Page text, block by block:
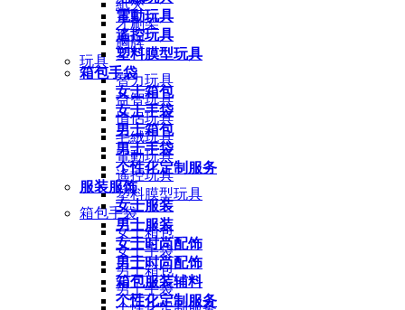
電動玩具
遙控玩具
塑料膜型玩具
箱包手袋
女士箱包
女士手袋
男士箱包
男士手袋
个性化定制服务
服装服饰
女士服装
男士服装
女士时尚配饰
男士时尚配饰
箱包服装辅料
个性化定制服务
紙夾
牙刷架
胸牌
玩具
智力玩具
益智玩具
情侶玩具
毛絨玩具
電動玩具
遙控玩具
塑料膜型玩具
箱包手袋
女士箱包
女士手袋
男士箱包
男士手袋